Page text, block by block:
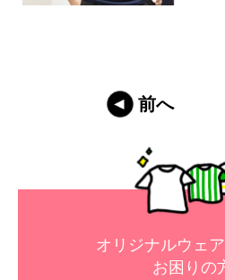
前へ
オリジナルウェ
お困りの